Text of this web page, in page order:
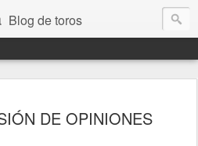
Blog de toros
DE OPINIONES